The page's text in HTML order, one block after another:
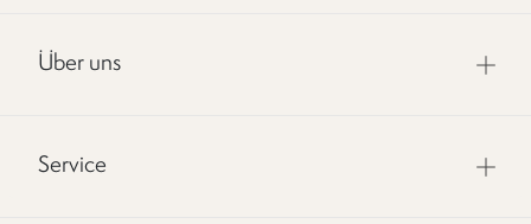
Über uns
Service